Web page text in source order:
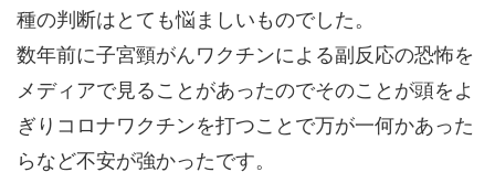
種の判断はとても悩ましいものでした。
数年前に子宮頸がんワクチンによる副反応の恐怖を
メディアで見ることがあったのでそのことが頭をよ
ぎりコロナワクチンを打つことで万が一何かあった
らなど不安が強かったです。